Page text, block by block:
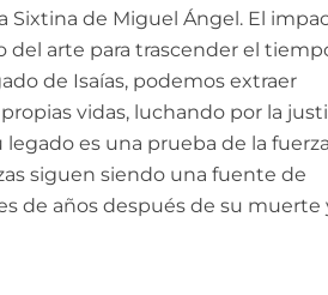
Sixtina de Miguel Ángel. El
del arte para trascender el
de Isaías, podemos extraer
vidas, luchando por la
es una prueba de la fuerza
siguen siendo una fuente de
de años después de su muerte